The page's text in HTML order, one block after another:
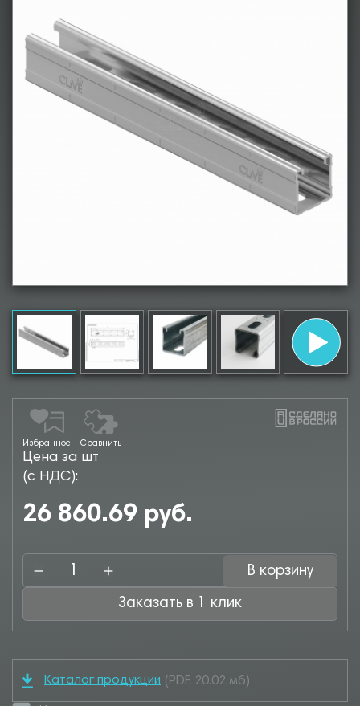
Избранное Сравнить
Цена за шт
(с НДС):
26 860.69 руб.
В корзину
Заказать в 1 клик
Каталог продукции (PDF, 20.02 мб)